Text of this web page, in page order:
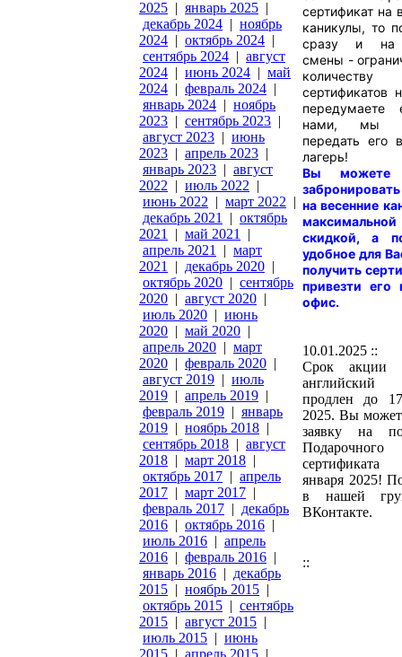
2025 | январь 2025 |
декабрь 2024 | ноябрь
2024 | октябрь 2024 |
сентябрь 2024 | август
2024 | июнь 2024 | май
2024 | февраль 2024 |
январь 2024 | ноябрь
2023 | сентябрь 2023 |
август 2023 | июнь
2023 | апрель 2023 |
январь 2023 | август
2022 | июль 2022 |
июнь 2022 | март 2022 |
декабрь 2021
| октябрь
2021
| май 2021
|
апрель 2021
| март
2021
| декабрь 2020 |
октябрь 2020 | сентябрь
2020 | август 2020 |
июль 2020 | июнь
2020 | май 2020 |
апрель 2020 | март
2020 | февраль 2020 |
август 2019 | июль
2019 | апрель 2019 |
февраль 2019 | январь
2019 | ноябрь 2018 |
сентябрь 2018 | август
2018 | март 2018 |
октябрь 2017 | апрель
2017 | март 2017 |
февраль 2017 | декабрь
2016 | октябрь 2016 |
июль 2016 | апрель
2016 | февраль 2016 |
январь 2016 | декабрь
2015 | ноябрь 2015 |
октябрь 2015 | сентябрь
2015 | август 2015 |
июль 2015 | июнь
2015 | апрель 2015 |
сертификат на
каникулы, то
сразу и на
смены -
количеству
сертификатов
передумаете
нами, мы
передать его
лагерь!
Вы можете
на весенние
максимальной
скидкой, а
удобное для
получить
привезти
офис.
10.01.2025 ::
Срок акции
английский
продлен до
2025. Вы
заявку на
Подарочного
января 2025!
в нашей
ВКонтакте.
::